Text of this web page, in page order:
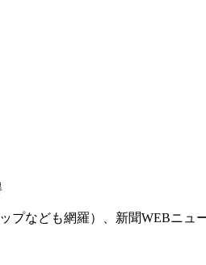
プなども網羅）、新聞WEBニュ